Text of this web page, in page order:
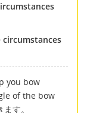
you bow
of the bow
す。